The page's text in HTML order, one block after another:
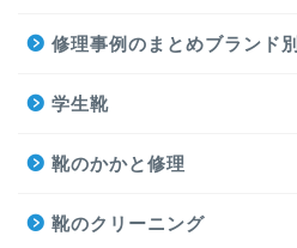
修理事例のまとめブランド別
学生靴
靴のかかと修理
靴のクリーニング